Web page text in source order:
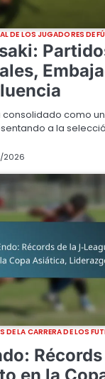
DE LOS JUGADORES DE
consolidado como
a la
2026
LA CARRERA DE LOS